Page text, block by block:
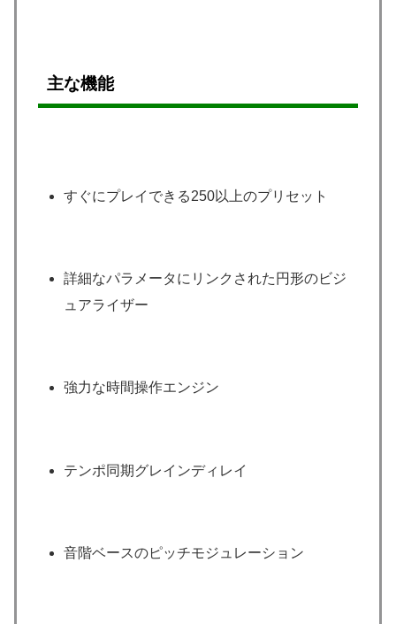
主な機能
すぐにプレイできる250以上のプリセット
詳細なパラメータにリンクされた円形のビジ
ュアライザー
強力な時間操作エンジン
テンポ同期グレインディレイ
音階ベースのピッチモジュレーション